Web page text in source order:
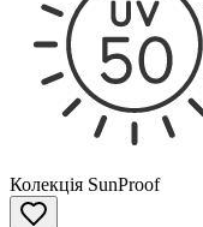
Колекція SunProof